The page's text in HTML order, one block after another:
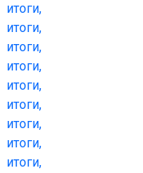
итоги,
итоги,
итоги,
итоги,
итоги,
итоги,
итоги,
итоги,
итоги,